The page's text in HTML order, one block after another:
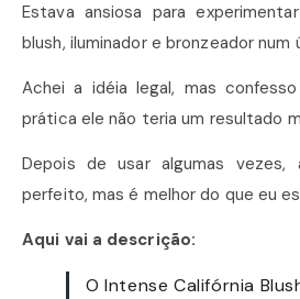
Estava ansiosa para
blush, iluminador e bronzeador num
Achei a idéia legal, mas
prática ele não teria um resultado
Depois de usar algumas
perfeito, mas é melhor do que eu
Aqui vai a descrição:
O Intense Califórnia